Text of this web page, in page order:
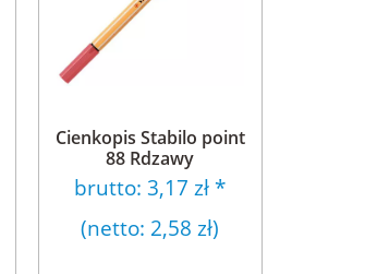
Cienkopis Stabilo point
88 Rdzawy
brutto:3,17 zł *
(netto: 2,58 zł)